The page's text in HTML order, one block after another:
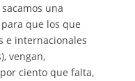
una
que los que
e internacionales
vengan,
ciento que falta,